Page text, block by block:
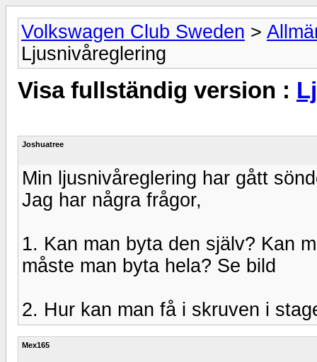
Volkswagen Club Sweden >
Ljusnivåreglering
Visa fullständig version :
Joshuatree
Min ljusnivåreglering har gått
Jag har några frågor,
1. Kan man byta den själv? Kan
måste man byta hela? Se bild
2. Hur kan man få i skruven i
Mex165